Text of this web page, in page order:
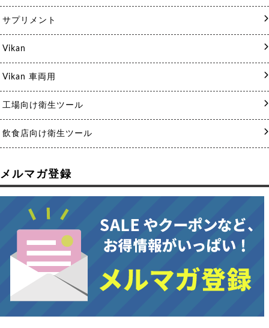
サプリメント
Vikan
Vikan 車両用
工場向け衛生ツール
飲食店向け衛生ツール
メルマガ登録